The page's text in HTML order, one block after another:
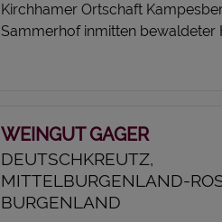
Kirchhamer Ortschaft
Sammerhof inmitten bewaldeter
WEINGUT GAGER
DEUTSCHKREUTZ,
MITTELBURGENLAND-
BURGENLAND